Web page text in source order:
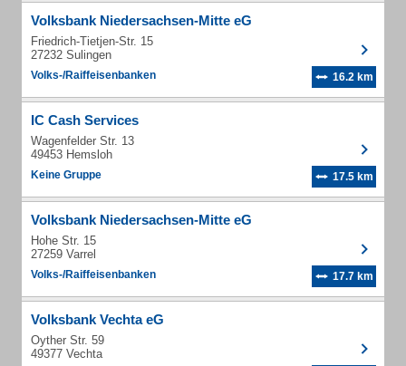
Volksbank Niedersachsen-Mitte eG
Friedrich-Tietjen-Str. 15
27232 Sulingen
Volks-/Raiffeisenbanken 16.2 km
IC Cash Services
Wagenfelder Str. 13
49453 Hemsloh
Keine Gruppe 17.5 km
Volksbank Niedersachsen-Mitte eG
Hohe Str. 15
27259 Varrel
Volks-/Raiffeisenbanken 17.7 km
Volksbank Vechta eG
Oyther Str. 59
49377 Vechta